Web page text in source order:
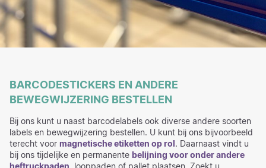
BARCODESTICKERS EN ANDERE
BEWEGWIJZERING BESTELLEN
Bij ons kunt u naast barcodelabels ook diverse andere soorten
labels en bewegwijzering bestellen. U kunt bij ons bijvoorbeeld
terecht voor magnetische etiketten op rol. Daarnaast vindt u
bij ons tijdelijke en permanente belijning voor onder andere